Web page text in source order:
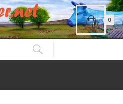
0